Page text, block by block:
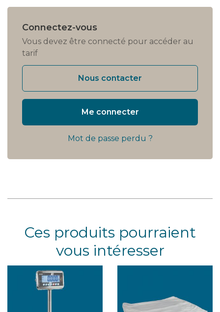
Connectez-vous
Vous devez être connecté pour accéder au
tarif
Nous contacter
Me connecter
Mot de passe perdu ?
Ces produits pourraient
vous intéresser